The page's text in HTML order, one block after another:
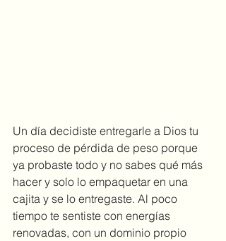
Un día decidiste entregarle a Dios tu
proceso de pérdida de peso porque
ya probaste todo y no sabes qué más
hacer y solo lo empaquetar en una
cajita y se lo entregaste. Al poco
tiempo te sentiste con energías
renovadas, con un dominio propio